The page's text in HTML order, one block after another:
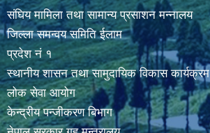
संघिय मामिला तथा सामान्य प्रसाशन मन्नालय
जिल्ला समन्वय समिति ईलाम
प्रदेश नं १
स्थानीय शासन तथा सामुदायिक विकास कार्यक्रम
लोक सेवा आयोग
केन्द्रीय पन्जीकरण बिभाग